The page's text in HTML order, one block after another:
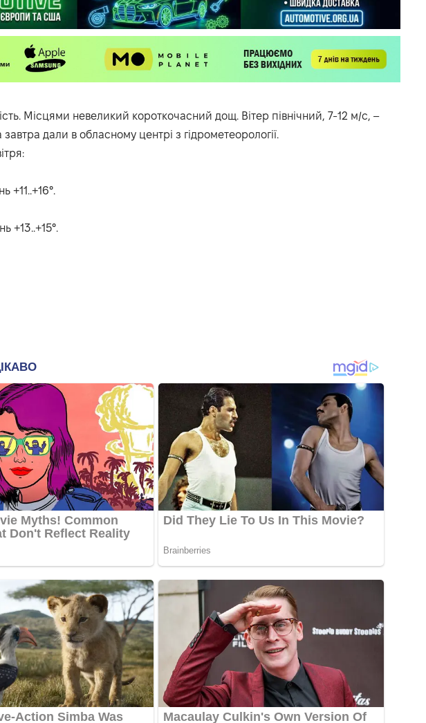
Місцями невеликий короткочасний дощ. Вітер північний, 7-12 м/с, –
завтра дали в обласному центрі з гідрометеорології.
+11..+16°.
+13..+15°.